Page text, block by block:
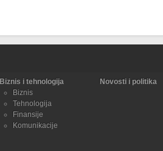
Biznis i tehnologija
Biznis
Tehnologija
Finansije
Komunikacije
Novosti i politika